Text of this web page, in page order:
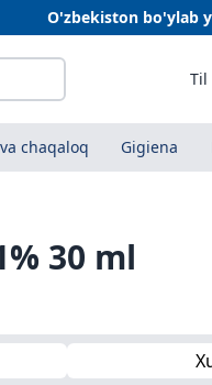
O'zbekiston bo'ylab
Til
chaqaloq Gigiena
30 ml